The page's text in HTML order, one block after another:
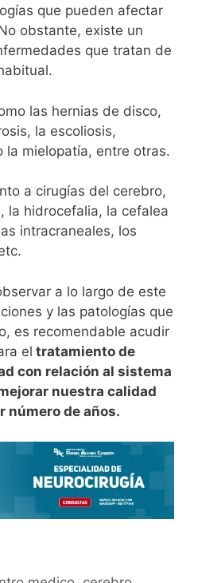
que pueden afectar
obstante, existe un
que tratan de
las hernias de disco,
la escoliosis,
la mielopatía, entre otras.
a cirugías del cerebro,
la hidrocefalia, la cefalea
intracraneales, los
a lo largo de este
y las patologías que
es recomendable acudir
el tratamiento de
con relación al sistema
nuestra calidad
número de años.